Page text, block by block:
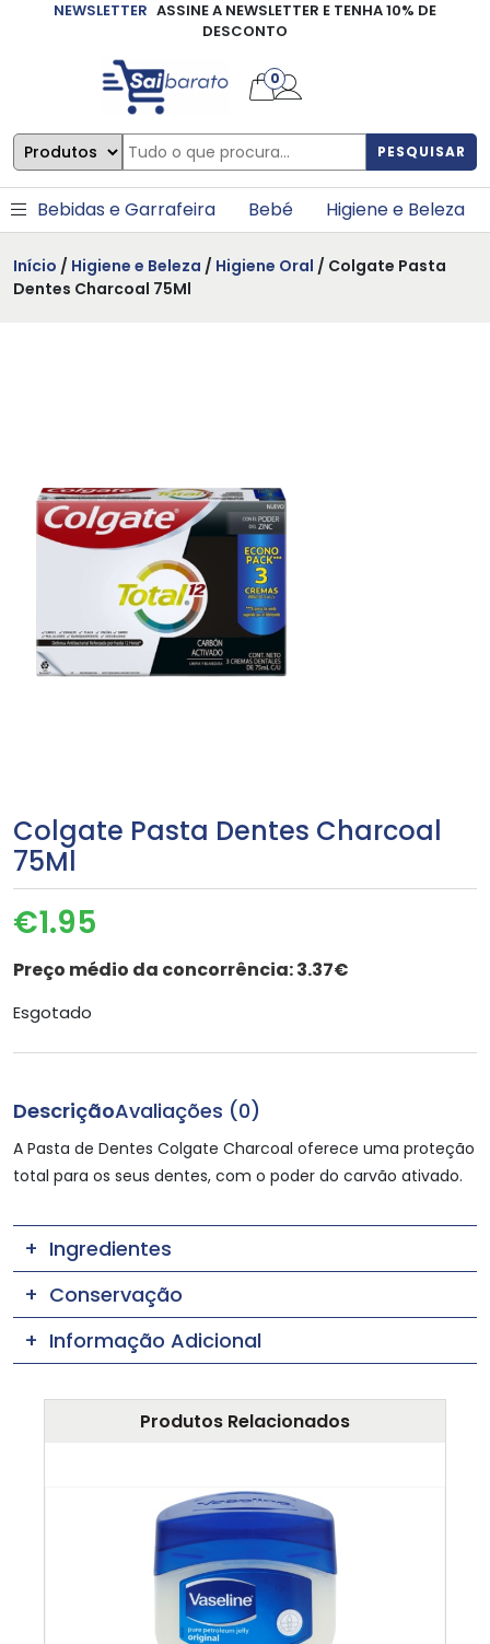
NEWSLETTER ASSINE A NEWSLETTER E TENHA 10% DE
DESCONTO
PESQUISAR
0
Bebidas e Garrafeira Bebé Higiene e Beleza
Início / Higiene e Beleza / Higiene Oral / Colgate Pasta
Dentes Charcoal 75Ml
Colgate Pasta Dentes Charcoal
75Ml
€1.95
Preço médio da concorrência:3.37€
Esgotado
DescriçãoAvaliações (0)
A Pasta de Dentes Colgate Charcoal oferece uma proteção
total para os seus dentes, com o poder do carvão ativado.
Ingredientes
Conservação
Informação Adicional
Produtos Relacionados